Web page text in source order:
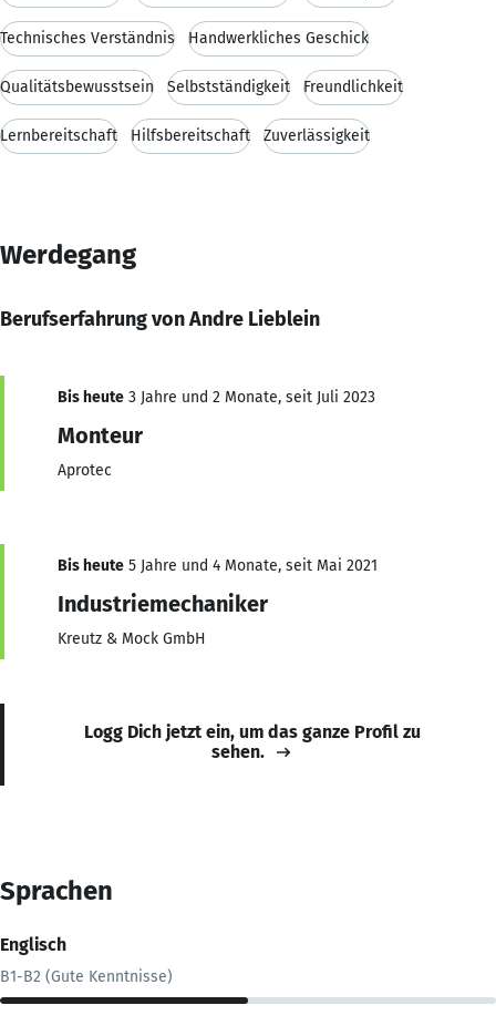
Technisches Verständnis Handwerkliches Geschick
Qualitätsbewusstsein Selbstständigkeit Freundlichkeit
Lernbereitschaft Hilfsbereitschaft Zuverlässigkeit
Werdegang
Berufserfahrung von Andre Lieblein
Bis heute 3 Jahre und 2 Monate, seit Juli 2023
Monteur
Aprotec
Bis heute 5 Jahre und 4 Monate, seit Mai 2021
Industriemechaniker
Kreutz & Mock GmbH
Logg Dich jetzt ein, um das ganze Profil zu
sehen.
Sprachen
Englisch
B1-B2 (Gute Kenntnisse)